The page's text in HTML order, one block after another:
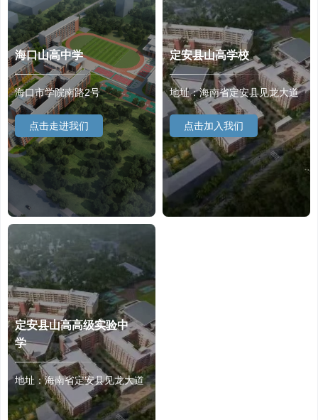
海口山高中学
海口市学院南路2号
点击走进我们
定安县山高学校
地址：海南省定安县见龙大道
点击加入我们
定安县山高高级实验中
学
地址：海南省定安县见龙大道